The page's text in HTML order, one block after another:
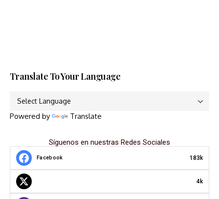
Translate To Your Language
Powered by Translate
Síguenos en nuestras Redes Sociales
Facebook 183k
4k